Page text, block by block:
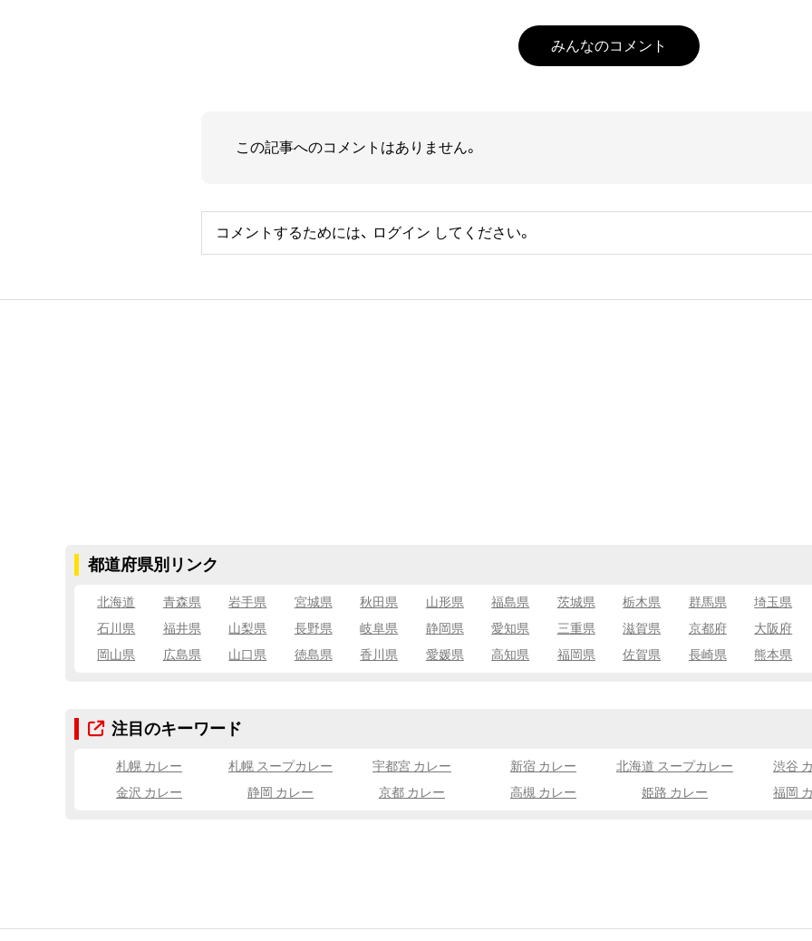
みんなのコメント
この記事へのコメントはありません。
コメントするためには、 ログイン してください。
都道府県別リンク
北海道 青森県 岩手県 宮城県 秋田県 山形県 福島県 茨城県 栃木県 群馬県 埼玉県
石川県
福井県 山梨県 長野県 岐阜県 静岡県 愛知県 三重県 滋賀県 京都府 大阪府
岡山県
広島県 山口県 徳島県 香川県 愛媛県 高知県 福岡県 佐賀県 長崎県 熊本県
注目のキーワード
札幌 カレー 札幌 スープカレー 宇都宮 カレー 新宿 カレー 北海道 スープカレー 渋谷
金沢 カレー
静岡 カレー 京都 カレー 高槻 カレー 姫路 カレー 福岡